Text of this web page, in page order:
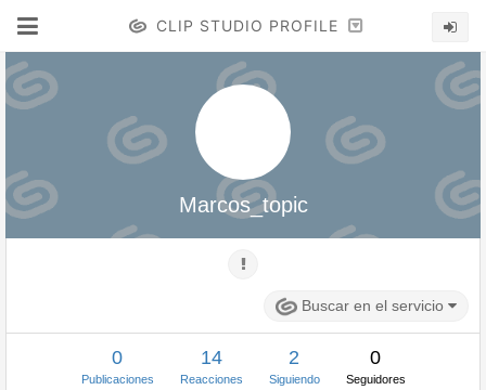
CLIP STUDIO PROFILE
Marcos_topic
Buscar en el servicio
0
Publicaciones
14
Reacciones
2
Siguiendo
0
Seguidores